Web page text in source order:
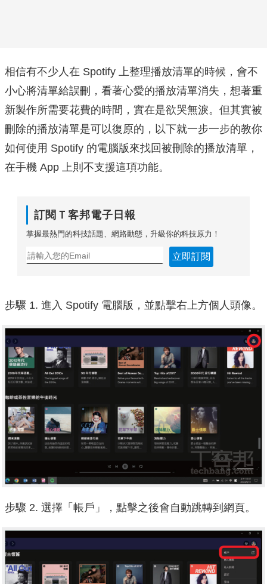
相信有不少人在 Spotify 上整理播放清單的時候，會不
小心將清單給誤刪，看著心愛的播放清單消失，想著重
新製作所需要花費的時間，實在是欲哭無淚。但其實被
刪除的播放清單是可以復原的，以下就一步一步的教你
如何使用 Spotify 的電腦版來找回被刪除的播放清單，
在手機 App 上則不支援這項功能。
訂閱Ｔ客邦電子日報
掌握最熱門的科技話題、網路動態，升級你的科技原力！
立即訂閱
步驟 1. 進入 Spotify 電腦版，並點擊右上方個人頭像。
步驟 2. 選擇「帳戶」，點擊之後會自動跳轉到網頁。